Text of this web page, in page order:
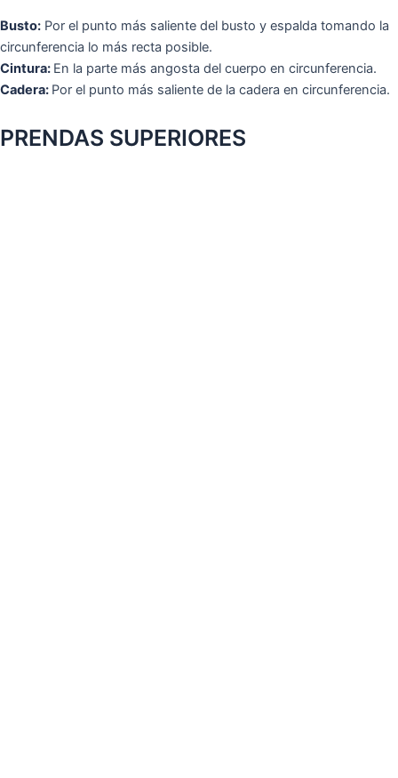
Busto: Por el punto más saliente del busto y espalda tomando la
circunferencia lo más recta posible.
Cintura: En la parte más angosta del cuerpo en circunferencia.
Cadera: Por el punto más saliente de la cadera en circunferencia.
PRENDAS SUPERIORES